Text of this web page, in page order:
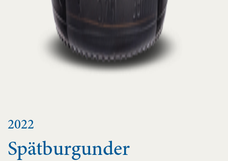
2022
Spätburgunder